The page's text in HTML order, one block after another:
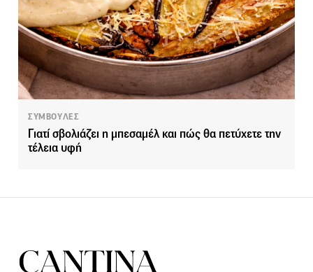
ΣΥΜΒΟΥΛΕΣ
Γιατί σβολιάζει η μπεσαμέλ και πώς θα πετύχετε την
τέλεια υφή